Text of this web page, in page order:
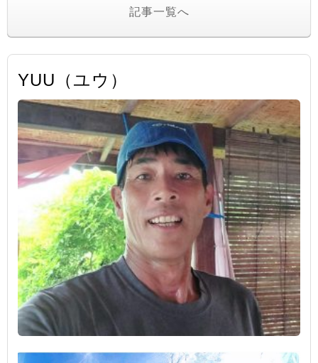
記事一覧へ
YUU（ユウ）